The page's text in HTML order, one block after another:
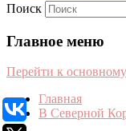
Поиск
Главное меню
Перейти к
Главная
В Северной